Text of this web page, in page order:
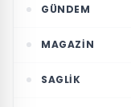
GÜNDEM
MAGAZIN
SAGLIK